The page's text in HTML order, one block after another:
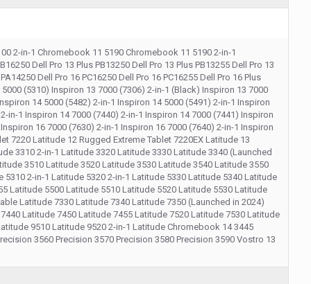
2-in-1 Chromebook 11 5190 Chromebook 11 5190 2-in-1
Dell Pro 13 Plus PB13250 Dell Pro 13 Plus PB13255 Dell Pro 13
Dell Pro 16 PC16250 Dell Pro 16 PC16255 Dell Pro 16 Plus
(5310) Inspiron 13 7000 (7306) 2-in-1 (Black) Inspiron 13 7000
14 5000 (5482) 2-in-1 Inspiron 14 5000 (5491) 2-in-1 Inspiron
in-1 Inspiron 14 7000 (7440) 2-in-1 Inspiron 14 7000 (7441) Inspiron
16 7000 (7630) 2-in-1 Inspiron 16 7000 (7640) 2-in-1 Inspiron
7220 Latitude 12 Rugged Extreme Tablet 7220EX Latitude 13
3310 2-in-1 Latitude 3320 Latitude 3330 Latitude 3340 (Launched
3510 Latitude 3520 Latitude 3530 Latitude 3540 Latitude 3550
2-in-1 Latitude 5320 2-in-1 Latitude 5330 Latitude 5340 Latitude
Latitude 5500 Latitude 5510 Latitude 5520 Latitude 5530 Latitude
Latitude 7330 Latitude 7340 Latitude 7350 (Launched in 2024)
Latitude 7450 Latitude 7455 Latitude 7520 Latitude 7530 Latitude
9510 Latitude 9520 2-in-1 Latitude Chromebook 14 3445
3560 Precision 3570 Precision 3580 Precision 3590 Vostro 13